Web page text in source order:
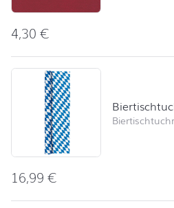
4,30€
16,99€